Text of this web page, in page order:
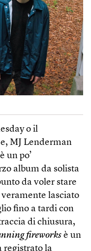
o il
MJ Lenderman
un po’
album da solista
da voler stare
lasciato
fino a tardi con
di chiusura,
fireworks è un
registrato la